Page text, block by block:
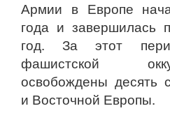
Армии в Европе
года и завершилась
год. За этот
фашистской
освобождены десять
и Восточной Европы.